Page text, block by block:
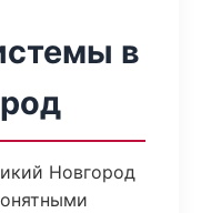
в
Новгород